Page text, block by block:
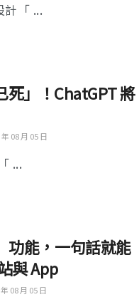
「 ...
死」！ChatGPT 將
08 月 05 日
...
功能，一句話就能
與 App
08 月 05 日